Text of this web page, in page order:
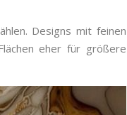
Designs mit feinen
eher für größere